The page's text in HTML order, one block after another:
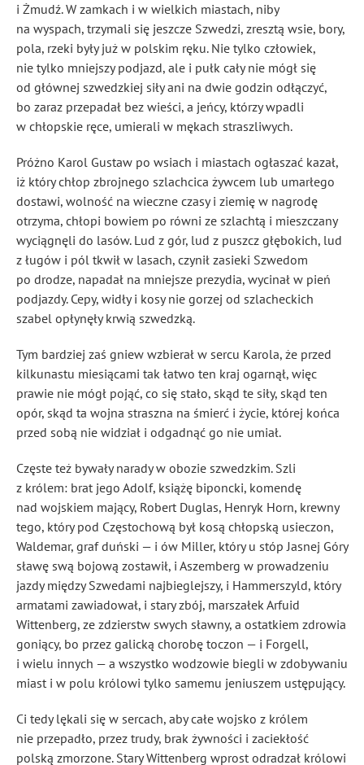
i Żmudź. W zamkach i w wielkich miastach, niby
na wyspach, trzymali się jeszcze Szwedzi, zresztą wsie, bory,
pola, rzeki były już w polskim ręku. Nie tylko człowiek,
nie tylko mniejszy podjazd, ale i pułk cały nie mógł się
od głównej szwedzkiej siły ani na dwie godzin odłączyć,
bo zaraz przepadał bez wieści, a jeńcy, którzy wpadli
w chłopskie ręce, umierali w mękach straszliwych.
Próżno Karol Gustaw po wsiach i miastach ogłaszać kazał,
iż który chłop zbrojnego szlachcica żywcem lub umarłego
dostawi, wolność na wieczne czasy i ziemię w nagrodę
otrzyma, chłopi bowiem po równi ze szlachtą i mieszczany
wyciągnęli do lasów. Lud z gór, lud z puszcz głębokich, lud
z ługów i pól tkwił w lasach, czynił zasieki Szwedom
po drodze, napadał na mniejsze prezydia, wycinał w pień
podjazdy. Cepy, widły i kosy nie gorzej od szlacheckich
szabel opłynęły krwią szwedzką.
Tym bardziej zaś gniew wzbierał w sercu Karola, że przed
kilkunastu miesiącami tak łatwo ten kraj ogarnął, więc
prawie nie mógł pojąć, co się stało, skąd te siły, skąd ten
opór, skąd ta wojna straszna na śmierć i życie, której końca
przed sobą nie widział i odgadnąć go nie umiał.
Częste też bywały narady w obozie szwedzkim. Szli
z królem: brat jego Adolf, książę biponcki, komendę
nad wojskiem mający, Robert Duglas, Henryk Horn, krewny
tego, który pod Częstochową był kosą chłopską usieczon,
Waldemar, graf duński — i ów Miller, który u stóp Jasnej Góry
sławę swą bojową zostawił, i Aszemberg w prowadzeniu
jazdy między Szwedami najbieglejszy, i Hammerszyld, który
armatami zawiadował, i stary zbój, marszałek Arfuid
Wittenberg, ze zdzierstw swych sławny, a ostatkiem zdrowia
goniący, bo przez galicką chorobę toczon — i Forgell,
i wielu innych — a wszystko wodzowie biegli w zdobywaniu
miast i w polu królowi tylko samemu jeniuszem ustępujący.
Ci tedy lękali się w sercach, aby całe wojsko z królem
nie przepadło, przez trudy, brak żywności i zaciekłość
polską zmorzone. Stary Wittenberg wprost odradzał królowi